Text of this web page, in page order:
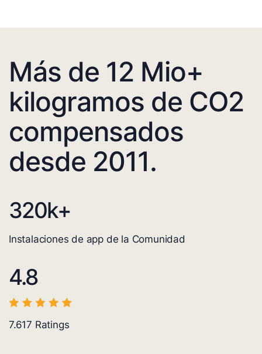
Más de 12 Mio+
kilogramos de CO2
compensados
desde 2011.
320k+
Instalaciones de app de la Comunidad
4.8
7.617 Ratings